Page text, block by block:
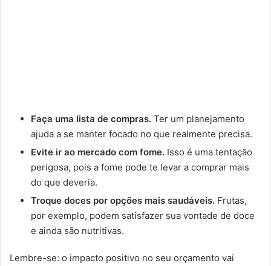
Faça uma lista de compras. Ter um planejamento
ajuda a se manter focado no que realmente precisa.
Evite ir ao mercado com fome. Isso é uma tentação
perigosa, pois a fome pode te levar a comprar mais
do que deveria.
Troque doces por opções mais saudáveis. Frutas,
por exemplo, podem satisfazer sua vontade de doce
e ainda são nutritivas.
Lembre-se: o impacto positivo no seu orçamento vai